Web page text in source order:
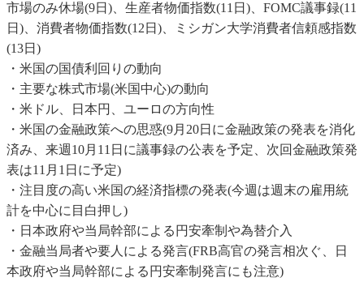
市場のみ休場(9日)、生産者物価指数(11日)、FOMC議事録(11
日)、消費者物価指数(12日)、ミシガン大学消費者信頼感指数
(13日)
・米国の国債利回りの動向
・主要な株式市場(米国中心)の動向
・米ドル、日本円、ユーロの方向性
・米国の金融政策への思惑(9月20日に金融政策の発表を消化
済み、来週10月11日に議事録の公表を予定、次回金融政策発
表は11月1日に予定)
・注目度の高い米国の経済指標の発表(今週は週末の雇用統
計を中心に目白押し)
・日本政府や当局幹部による円安牽制や為替介入
・金融当局者や要人による発言(FRB高官の発言相次ぐ、日
本政府や当局幹部による円安牽制発言にも注意)